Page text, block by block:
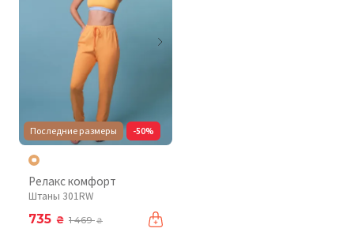
Последние размеры -50%
Релакс комфорт
Штаны 301RW
735 ₴ 1 469₴